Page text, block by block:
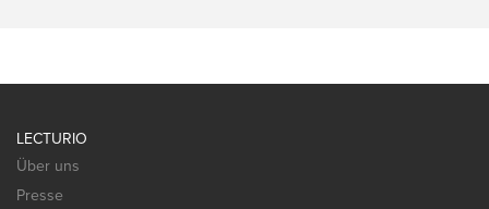
LECTURIO
Über uns
Presse